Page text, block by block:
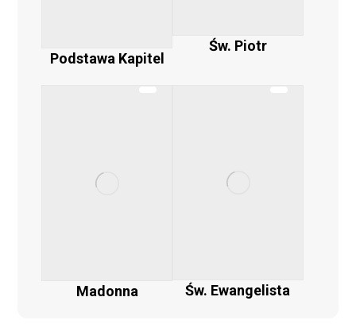
Podstawa Kapitel
Św. Piotr
Madonna Św. Ewangelista